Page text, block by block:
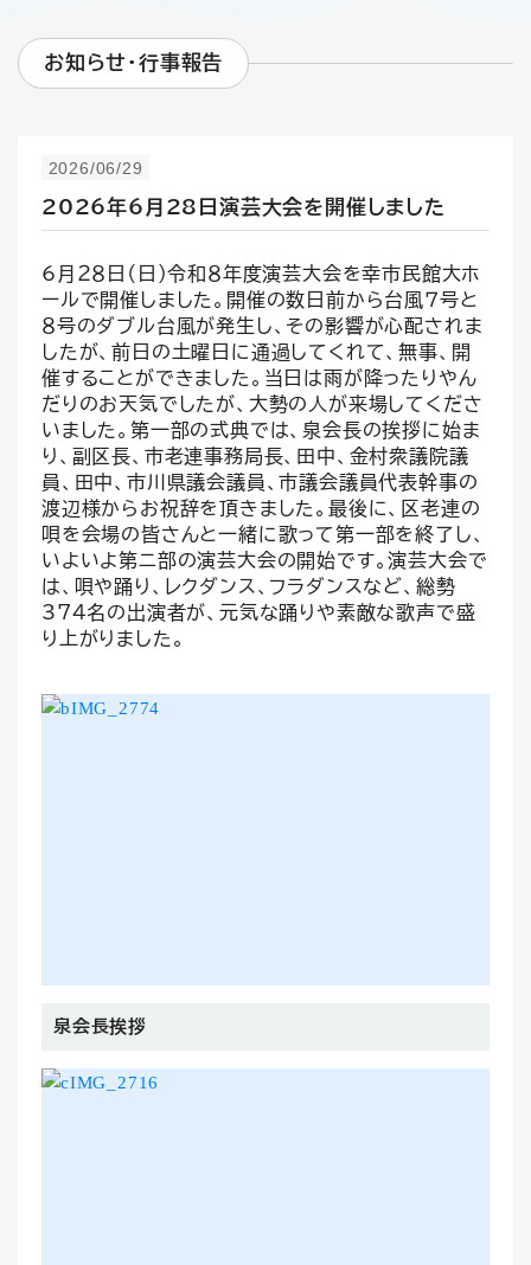
お知らせ・行事報告
2026/06/29
2026年6月28日演芸大会を開催しました
6月２８日（日）令和８年度演芸大会を幸市民館大ホ
ールで開催しました。開催の数日前から台風７号と
８号のダブル台風が発生し、その影響が心配されま
したが、前日の土曜日に通過してくれて、無事、開
催することができました。当日は雨が降ったりやん
だりのお天気でしたが、大勢の人が来場してくださ
いました。第一部の式典では、泉会長の挨拶に始ま
り、副区長、市老連事務局長、田中、金村衆議院議
員、田中、市川県議会議員、市議会議員代表幹事の
渡辺様からお祝辞を頂きました。最後に、区老連の
唄を会場の皆さんと一緒に歌って第一部を終了し、
いよいよ第ニ部の演芸大会の開始です。演芸大会で
は、唄や踊り、レクダンス、フラダンスなど、総勢
374名の出演者が、元気な踊りや素敵な歌声で盛
り上がりました。
泉会長挨拶